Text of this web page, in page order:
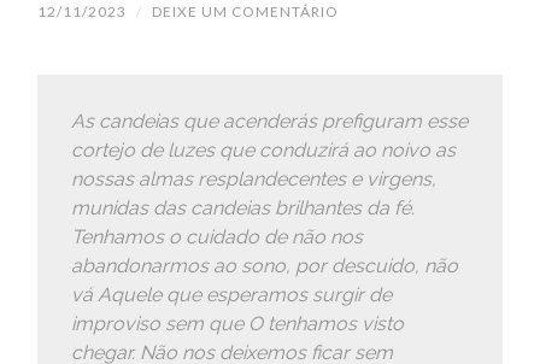
12/11/2023 / DEIXE UM COMENTÁRIO
As candeias que acenderás prefiguram esse
cortejo de luzes que conduzirá ao noivo as
nossas almas resplandecentes e virgens,
munidas das candeias brilhantes da fé.
Tenhamos o cuidado de não nos
abandonarmos ao sono, por descuido, não
vá Aquele que esperamos surgir de
improviso sem que O tenhamos visto
chegar. Não nos deixemos ficar sem